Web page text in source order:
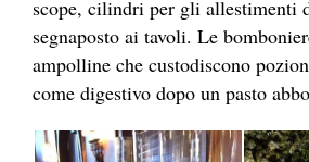
scope, cilindri per gli allestimenti
segnaposto ai tavoli. Le
ampolline che custodiscono
come digestivo dopo un pasto